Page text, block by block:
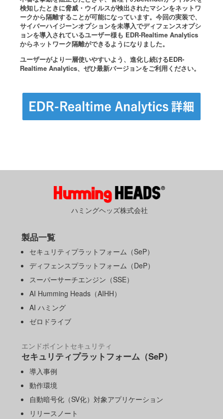
検知したときに脅威・ウイルスが検出されたマシンをネットワ
ークから隔離することが可能になっています。今回の実装で、
サイバーハイジーンオプションを未導入でディフェンスオプシ
ョンを導入されているユーザー様も EDR-Realtime Analytics
からネットワーク隔離ができるようになりました。
ユーザーがより一層使いやすいよう、進化し続けるEDR-
Realtime Analytics、ぜひ最新バージョンをご利用ください。
ハミングヘッズ株式会社
製品一覧
セキュリティプラットフォーム（SeP）
ディフェンスプラットフォーム（DeP）
スーパーサーチエンジン（SSE）
AI Humming Heads（AIHH）
AI ハミング
ゼロドライブ
エンドポイントセキュリティ
セキュリティプラットフォーム（SeP）
導入事例
動作環境
自動暗号化（SV化）対象アプリケーション
リリースノート